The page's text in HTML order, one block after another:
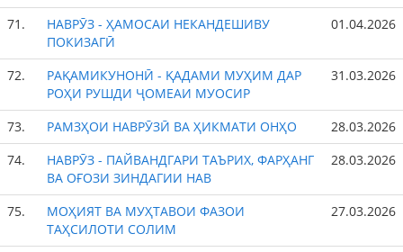
71.
НАВРӮЗ - ҲАМОСАИ НЕКАНДЕШИВУ
ПОКИЗАГӢ
01.04.2026
72.
РАҚАМИКУНОНӢ - ҚАДАМИ МУҲИМ ДАР
РОҲИ РУШДИ ҶОМЕАИ МУОСИР
31.03.2026
73. РАМЗҲОИ НАВРӮЗӢ ВА ҲИКМАТИ ОНҲО
28.03.2026
74.
НАВРӮЗ - ПАЙВАНДГАРИ ТАЪРИХ, ФАРҲАНГ
ВА ОҒОЗИ ЗИНДАГИИ НАВ
28.03.2026
75.
МОҲИЯТ ВА МУҲТАВОИ ФАЗОИ
ТАҲСИЛОТИ СОЛИМ
27.03.2026